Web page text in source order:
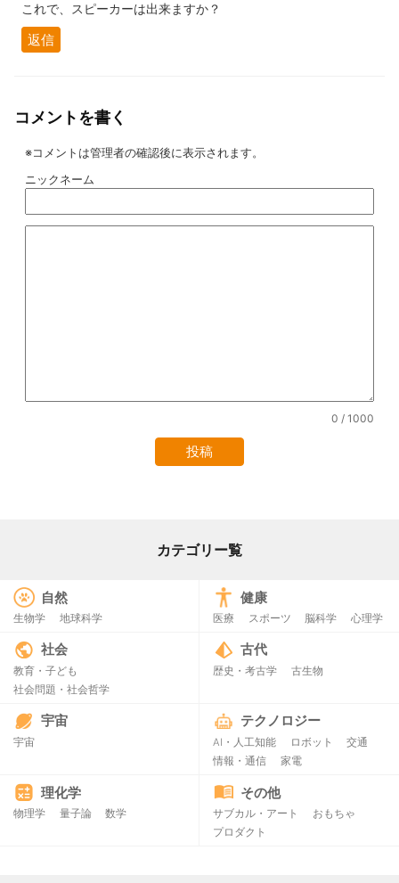
これで、スピーカーは出来ますか？
返信
コメントを書く
※コメントは管理者の確認後に表示されます。
ニックネーム
0 / 1000
カテゴリー覧
自然
生物学 地球科学
健康
医療 スポーツ 脳科学 心理学
社会
教育・子ども
社会問題・社会哲学
古代
歴史・考古学 古生物
宇宙
宇宙
テクノロジー
AI・人工知能 ロボット
交通
情報・通信
家電
理化学
物理学 量子論 数学
その他
サブカル・アート
おもちゃ
プロダクト